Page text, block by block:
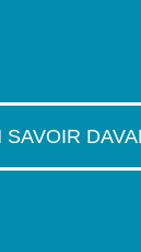
SAVOIR